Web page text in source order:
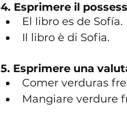
4. Esprimere il
El libro es de Sofía.
Il libro è di Sofia.
5. Esprimere una
Comer verduras
Mangiare verdure